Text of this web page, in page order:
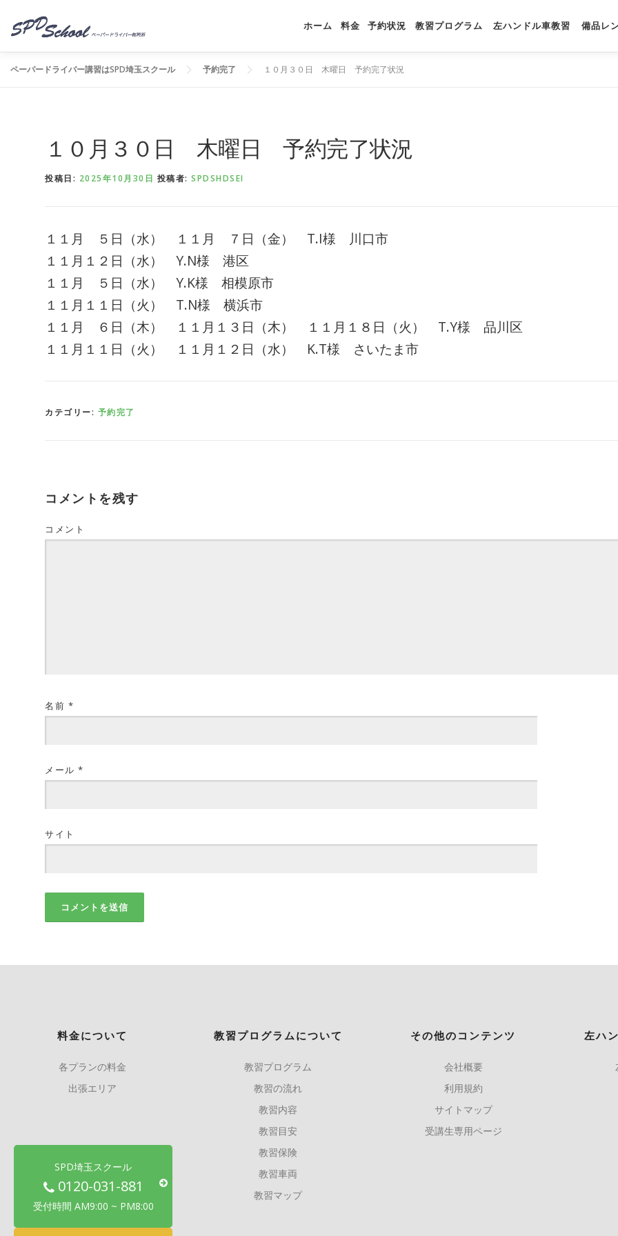
ホーム 料金 予約状況 教習プログラム 左ハンドル車教習 備品レ
ペーパードライバー講習はSPD埼玉スクール 予約完了 １０月３０日 木曜日 予約完了状況
１０月３０日 木曜日 予約完了状況
投稿日: 2025年10月30日 投稿者: SPDSHDSEI
１１月 ５日（水） １１月 ７日（金） T.I様 川口市
１１月１２日（水） Y.N様 港区
１１月 ５日（水） Y.K様 相模原市
１１月１１日（火） T.N様 横浜市
１１月 ６日（木） １１月１３日（木） １１月１８日（火） T.Y様 品川区
１１月１１日（火） １１月１２日（水） K.T様 さいたま市
カテゴリー: 予約完了
コメントを残す
コメント
名前 *
メール *
サイト
料金について
各プランの料金
出張エリア
教習プログラムについて
教習プログラム
教習の流れ
教習内容
教習目安
教習保険
教習車両
教習マップ
その他のコンテンツ
会社概要
利用規約
サイトマップ
受講生専用ページ
左ハ
SPD埼玉スクール
0120-031-881
受付時間 AM9:00 ~ PM8:00